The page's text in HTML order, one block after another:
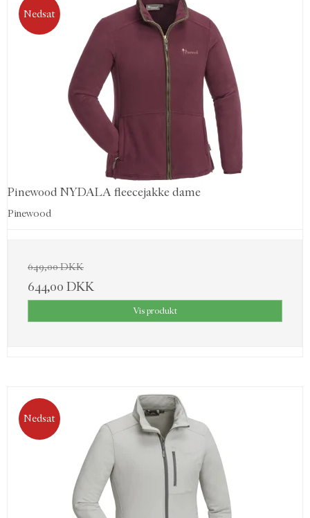
Nedsat
Pinewood NYDALA fleecejakke dame
Pinewood
649,00 DKK
644,00 DKK
Vis produkt
Nedsat